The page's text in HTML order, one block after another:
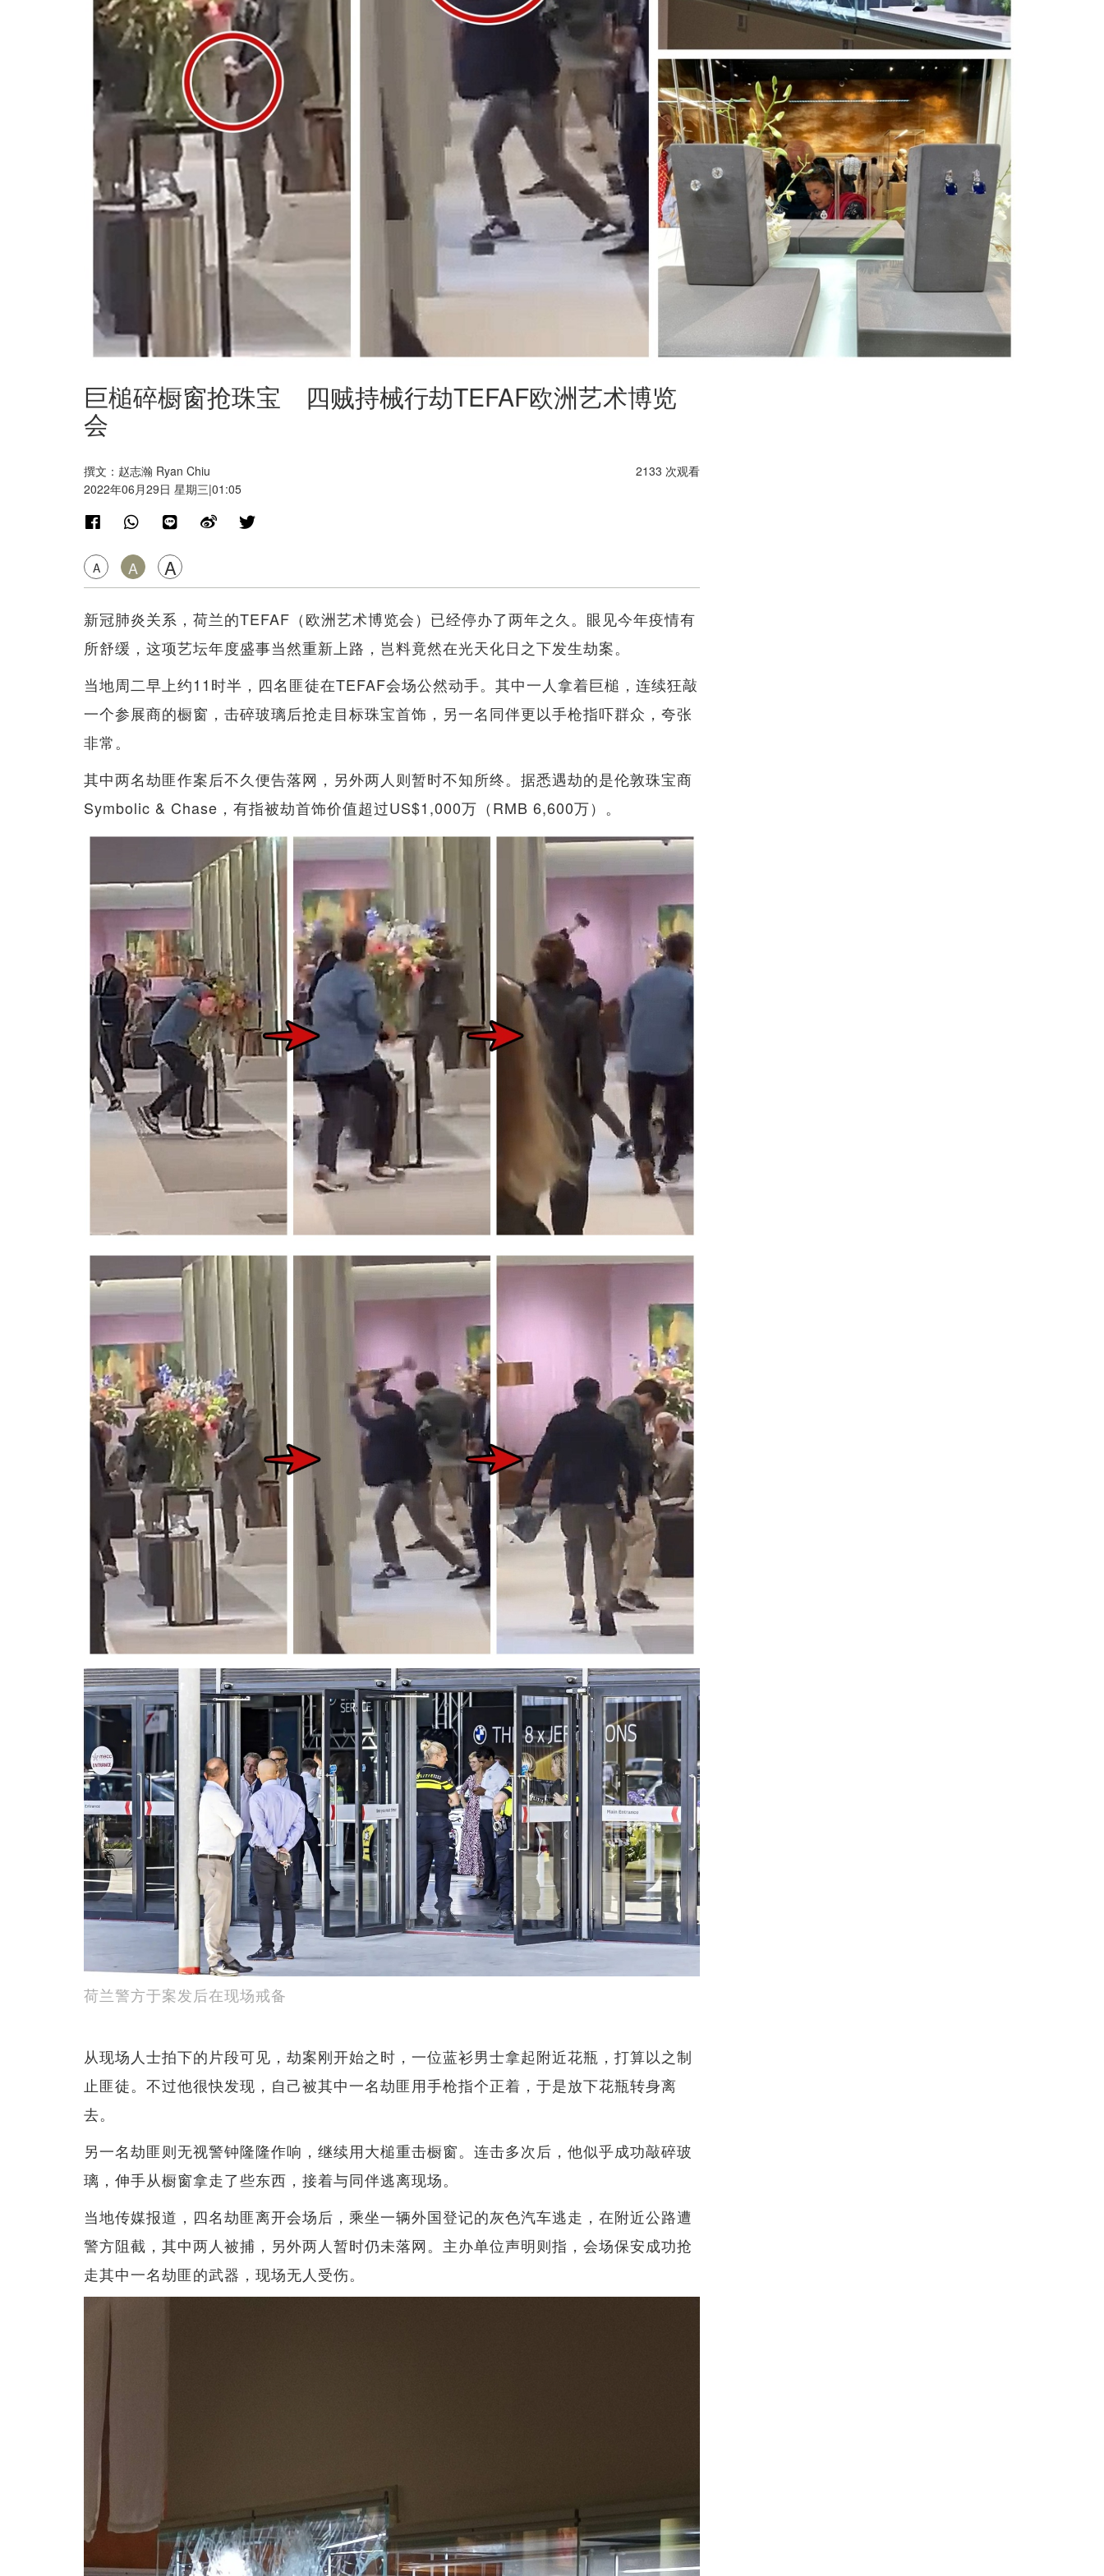
巨槌碎橱窗抢珠宝 四贼持械行劫TEFAF欧洲艺术博览
会
撰文：赵志瀚 Ryan Chiu
2022年06月29日 星期三|01:05
A A A
2133 次观看
新冠肺炎关系，荷兰的TEFAF（欧洲艺术博览会）已经停办了两年之久。眼见今年疫情有
所舒缓，这项艺坛年度盛事当然重新上路，岂料竟然在光天化日之下发生劫案。
当地周二早上约11时半，四名匪徒在TEFAF会场公然动手。其中一人拿着巨槌，连续狂敲
一个参展商的橱窗，击碎玻璃后抢走目标珠宝首饰，另一名同伴更以手枪指吓群众，夸张
非常。
其中两名劫匪作案后不久便告落网，另外两人则暂时不知所终。据悉遇劫的是伦敦珠宝商
Symbolic & Chase，有指被劫首饰价值超过US$1,000万（RMB 6,600万）。
荷兰警方于案发后在现场戒备
从现场人士拍下的片段可见，劫案刚开始之时，一位蓝衫男士拿起附近花瓶，打算以之制
止匪徒。不过他很快发现，自己被其中一名劫匪用手枪指个正着，于是放下花瓶转身离
去。
另一名劫匪则无视警钟隆隆作响，继续用大槌重击橱窗。连击多次后，他似乎成功敲碎玻
璃，伸手从橱窗拿走了些东西，接着与同伴逃离现场。
当地传媒报道，四名劫匪离开会场后，乘坐一辆外国登记的灰色汽车逃走，在附近公路遭
警方阻截，其中两人被捕，另外两人暂时仍未落网。主办单位声明则指，会场保安成功抢
走其中一名劫匪的武器，现场无人受伤。